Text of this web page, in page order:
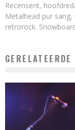
Recensent,
Metalhead pur
retrorock.